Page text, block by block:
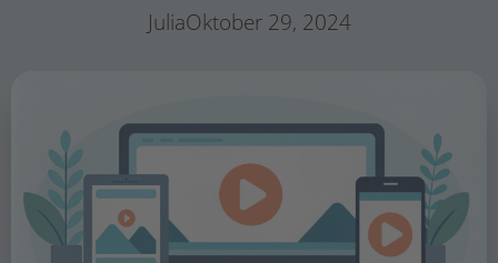
JuliaOktober 29, 2024